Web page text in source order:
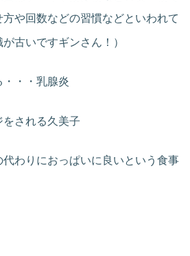
や回数などの習慣などといわれて
古いですギンさん！）
・・乳腺炎
される久美子
わりにおっぱいに良いという食事